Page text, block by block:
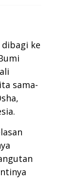
dibagi ke
sama-